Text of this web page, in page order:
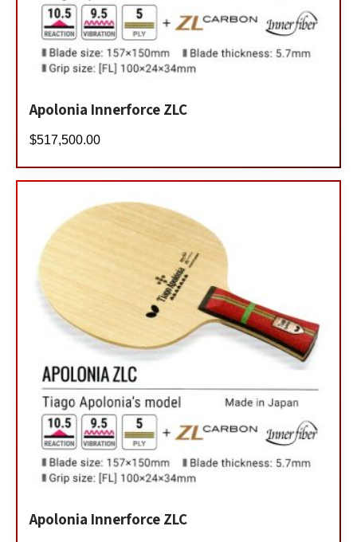
Apolonia Innerforce ZLC
$517,500.00
Apolonia Innerforce ZLC